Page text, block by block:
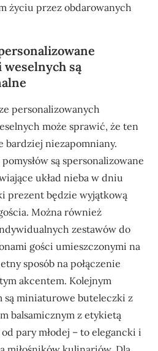
życiu przez obdarowanych
weselnych są
personalizowanych
może sprawić, że ten
bardziej niezapomniany.
są spersonalizowane
układ nieba w dniu
prezent będzie wyjątkową
Można również
zestawów do
gości umieszczonymi na
sposób na połączenie
akcentem. Kolejnym
są miniaturowe buteleczki z
balsamicznym z etykietą
pary młodej – to elegancki i